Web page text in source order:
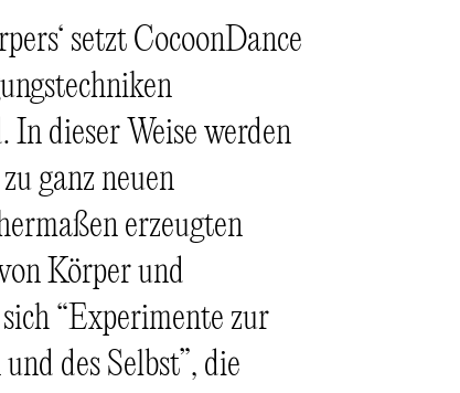
setzt CocoonDance
In dieser Weise werden
ganz neuen
erzeugten
Körper und
“Experimente zur
des Selbst”, die